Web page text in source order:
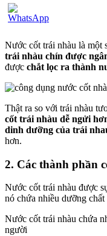
Nước cốt trái nhàu là một
trái nhàu chín được
được chắt lọc ra thành
Thật ra so với trái nhàu
cốt trái nhàu dễ ngửi
dinh dưỡng của trái
hơn.
2. Các thành phần
Nước cốt trái nhàu được
nó chứa nhiều dưỡng
Nước cốt trái nhàu chứa
người